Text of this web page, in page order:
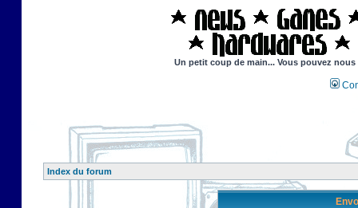
Un petit coup de main... Vous pouvez
Index du forum